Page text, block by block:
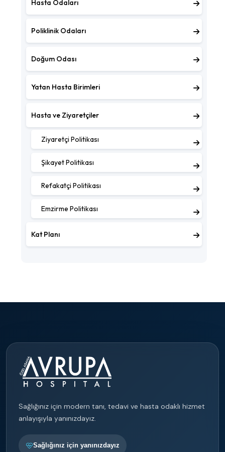
Hasta Odaları
Poliklinik Odaları
Doğum Odası
Yatan Hasta Birimleri
Hasta ve Ziyaretçiler
Ziyaretçi Politikası
Şikayet Politikası
Refakatçi Politikası
Emzirme Politikası
Kat Planı
Sağlığınız için modern tanı, tedavi ve hasta odaklı hizmet
anlayışıyla yanınızdayız.
Sağlığınız için yanınızdayız